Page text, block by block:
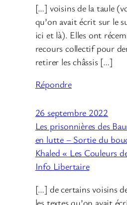
[…] voisins de la taule
qu’on avait écrit sur le
ici et là). Elles ont
recours collectif pour
retirer les châssis […]
Répondre
26 septembre 2022
Les prisonnières des
en lutte – Sortie du
Khaled « Les Couleurs
Info Libertaire
[…] de certains voisins
les textes qu’on avait